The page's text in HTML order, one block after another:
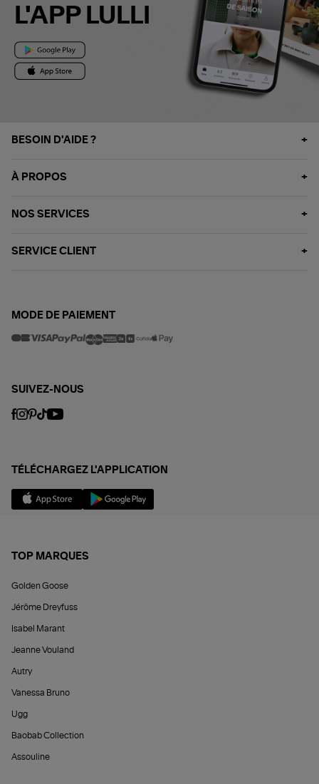
L'APP LULLI
BESOIN D'AIDE ?
À PROPOS
NOS SERVICES
SERVICE CLIENT
MODE DE PAIEMENT
SUIVEZ-NOUS
TÉLÉCHARGEZ L'APPLICATION
TOP MARQUES
Golden Goose
Jérôme Dreyfuss
Isabel Marant
Jeanne Vouland
Autry
Vanessa Bruno
Ugg
Baobab Collection
Assouline